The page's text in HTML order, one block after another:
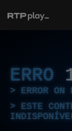
ERRO
ERROR ON
ESTE